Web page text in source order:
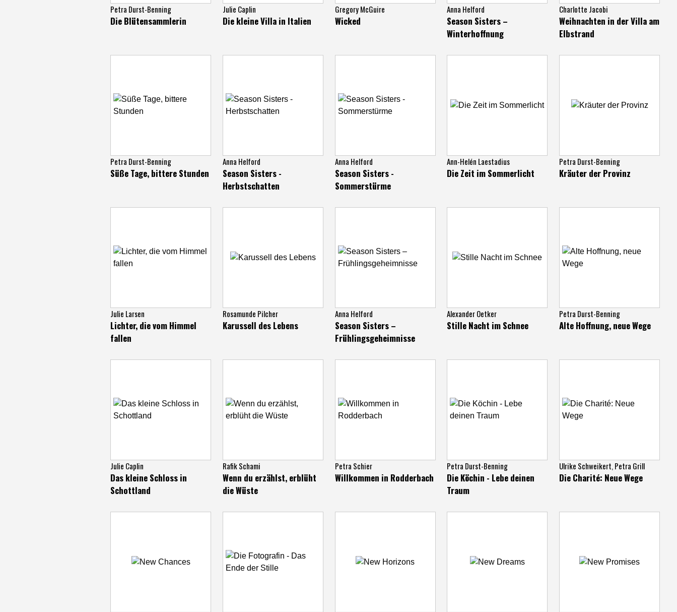
Petra Durst-Benning
Die Blütensammlerin
Julie Caplin
Die kleine Villa in Italien
Gregory McGuire
Wicked
Anna Helford
Season Sisters –
Winterhoffnung
Charlotte Jacobi
Weihnachten in der Villa am
Elbstrand
Petra Durst-Benning
Süße Tage, bittere Stunden
Anna Helford
Season Sisters -
Herbstschatten
Anna Helford
Season Sisters -
Sommerstürme
Ann-Helén Laestadius
Die Zeit im Sommerlicht
Petra Durst-Benning
Kräuter der Provinz
Julie Larsen
Lichter, die vom Himmel
fallen
Rosamunde Pilcher
Karussell des Lebens
Anna Helford
Season Sisters –
Frühlingsgeheimnisse
Alexander Oetker
Stille Nacht im Schnee
Petra Durst-Benning
Alte Hoffnung, neue Wege
Julie Caplin
Das kleine Schloss in
Schottland
Rafik Schami
Wenn du erzählst, erblüht
die Wüste
Petra Schier
Willkommen in Rodderbach
Petra Durst-Benning
Die Köchin - Lebe deinen
Traum
Ulrike Schweikert,Petra Grill
Die Charité: Neue Wege